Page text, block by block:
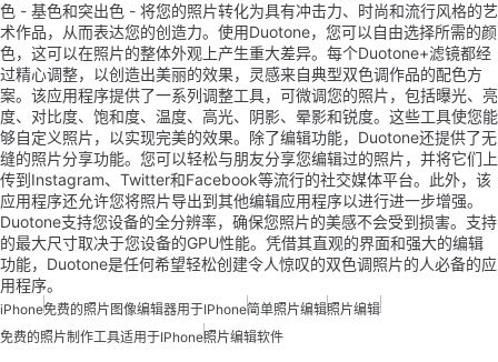
色 - 基色和突出色 - 将您的照片转化为具有冲击力、时尚和流行风格的艺
术作品，从而表达您的创造力。使用Duotone，您可以自由选择所需的颜
色，这可以在照片的整体外观上产生重大差异。每个Duotone+滤镜都经
过精心调整，以创造出美丽的效果，灵感来自典型双色调作品的配色方
案。该应用程序提供了一系列调整工具，可微调您的照片，包括曝光、亮
度、对比度、饱和度、温度、高光、阴影、晕影和锐度。这些工具使您能
够自定义照片，以实现完美的效果。除了编辑功能，Duotone还提供了无
缝的照片分享功能。您可以轻松与朋友分享您编辑过的照片，并将它们上
传到Instagram、Twitter和Facebook等流行的社交媒体平台。此外，该
应用程序还允许您将照片导出到其他编辑应用程序以进行进一步增强。
Duotone支持您设备的全分辨率，确保您照片的美感不会受到损害。支持
的最大尺寸取决于您设备的GPU性能。凭借其直观的界面和强大的编辑
功能，Duotone是任何希望轻松创建令人惊叹的双色调照片的人必备的应
用程序。
iPhone免费的照片图像编辑器用于iPhone简单照片编辑照片编辑
免费的照片制作工具适用于iPhone照片编辑软件